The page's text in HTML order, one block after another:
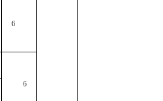
6
6